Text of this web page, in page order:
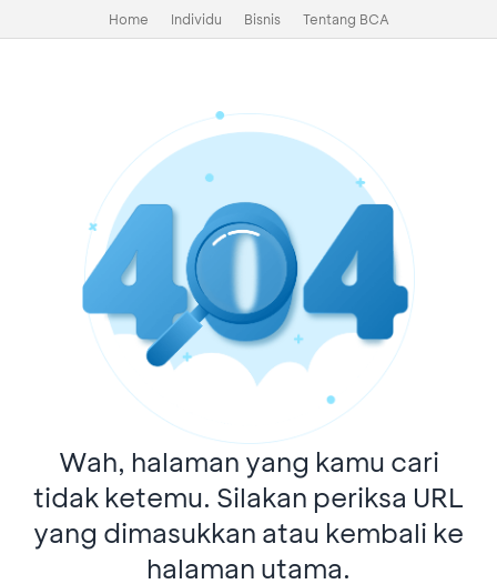
Home Individu Bisnis Tentang BCA
Wah, halaman yang kamu cari
tidak ketemu. Silakan periksa URL
yang dimasukkan atau kembali ke
halaman utama.